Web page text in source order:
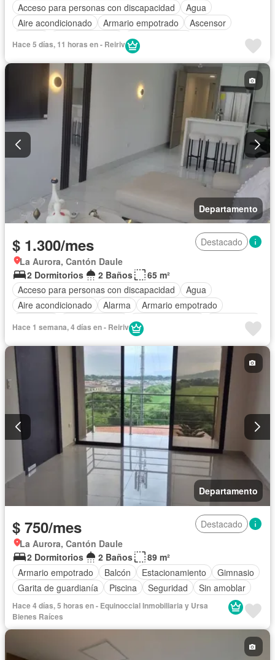
Acceso para personas con discapacidad
Agua
Aire acondicionado
Armario empotrado
Ascensor
Cocina integral
Electricidad
Gas natural
Gimnasio Garita de guardianía
Piscina
Conserje
Seguridad Terraza
Vista panorámica
Completamente amoblado
Hace 5 días, 11 horas en - Reiriv
Departamento
$ 1.300/mes
Destacado
La Aurora, Cantón Daule
2 Dormitorios
2 Baños
65 m²
Acceso para personas con discapacidad
Agua
Aire acondicionado
Alarma
Armario empotrado
Cocina equipada
Electricidad
Gas natural
Garita de guardianía
Piscina Conserje
Seguridad
Vista panorámica Completamente amoblado
Hace 1 semana, 4 días en - Reiriv
Departamento
$ 750/mes
Destacado
La Aurora, Cantón Daule
2 Dormitorios
2 Baños
89 m²
Armario empotrado
Balcón Estacionamiento
Gimnasio
Garita de guardianía
Piscina Seguridad Sin amoblar
Hace 4 días, 5 horas en - Equinoccial Inmobiliaria y Ursa
Bienes Raíces